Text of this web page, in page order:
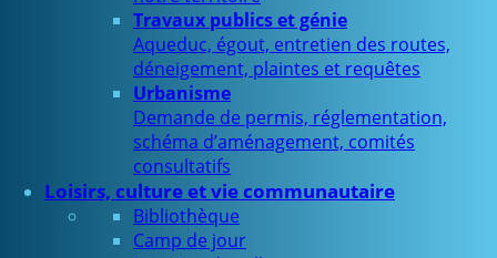
Travaux publics et génie
Aqueduc, égout, entretien des routes,
déneigement, plaintes et requêtes
Urbanisme
Demande de permis, réglementation,
schéma d’aménagement, comités
consultatifs
Loisirs, culture et vie communautaire
Bibliothèque
Camp de jour